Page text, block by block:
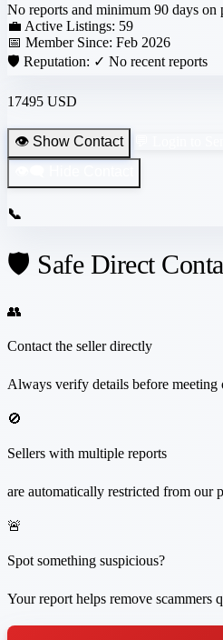
No reports and minimum 90 days on
💼 Active Listings: 59
📅 Member Since: Feb 2026
🛡️ Reputation: ✓ No recent reports
17495 USD
👁️ Show Contact
📞
🛡️ Safe Direct
👥
Contact the seller directly
Always verify details before meeting
🚫
Sellers with multiple reports
are automatically restricted from our
🚨
Spot something suspicious?
Your report helps remove scammers